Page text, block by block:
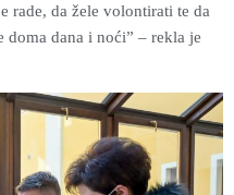
rade, da žele volontirati te da
dana i noći” – rekla je